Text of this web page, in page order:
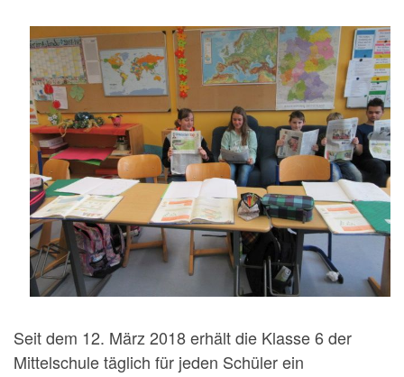
Seit dem 12. März 2018 erhält die Klasse 6 der
Mittelschule täglich für jeden Schüler ein